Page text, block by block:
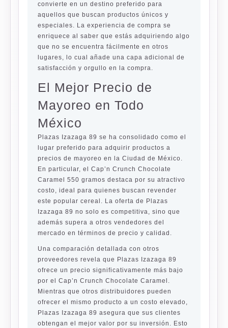
convierte en un destino preferido para
aquellos que buscan productos únicos y
especiales. La experiencia de compra se
enriquece al saber que estás adquiriendo algo
que no se encuentra fácilmente en otros
lugares, lo cual añade una capa adicional de
satisfacción y orgullo en la compra.
El Mejor Precio de
Mayoreo en Todo
México
Plazas Izazaga 89 se ha consolidado como el
lugar preferido para adquirir productos a
precios de mayoreo en la Ciudad de México.
En particular, el Cap’n Crunch Chocolate
Caramel 550 gramos destaca por su atractivo
costo, ideal para quienes buscan revender
este popular cereal. La oferta de Plazas
Izazaga 89 no solo es competitiva, sino que
además supera a otros vendedores del
mercado en términos de precio y calidad.
Una comparación detallada con otros
proveedores revela que Plazas Izazaga 89
ofrece un precio significativamente más bajo
por el Cap’n Crunch Chocolate Caramel.
Mientras que otros distribuidores pueden
ofrecer el mismo producto a un costo elevado,
Plazas Izazaga 89 asegura que sus clientes
obtengan el mejor valor por su inversión. Esto